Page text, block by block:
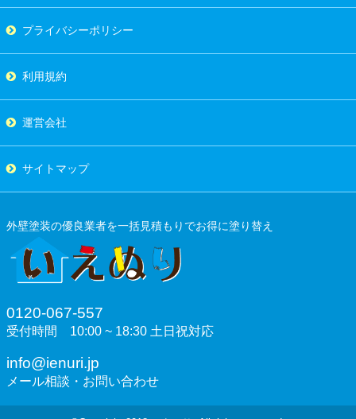
プライバシーポリシー
利用規約
運営会社
サイトマップ
外壁塗装の優良業者を一括見積もりでお得に塗り替え
0120-067-557
受付時間 10:00 ~ 18:30 土日祝対応
info@ienuri.jp
メール相談・お問い合わせ